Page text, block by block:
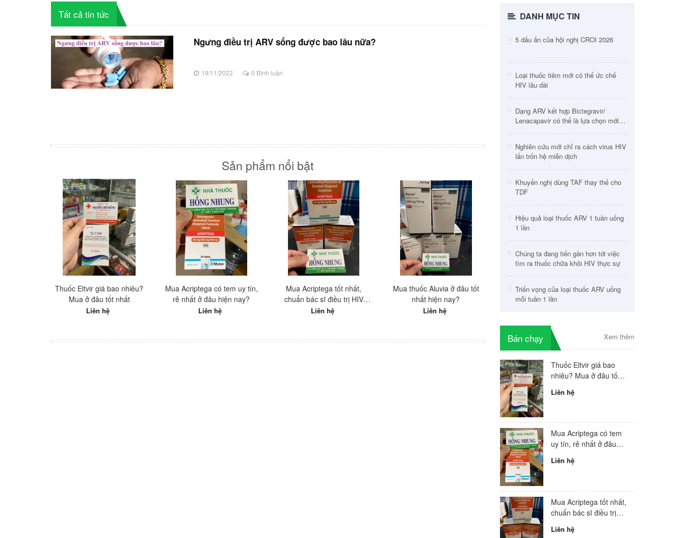
Tất cả tin tức
Ngưng điều trị ARV sống được bao lâu nữa?
19/11/2022 0 Bình luận
Sản phẩm nổi bật
Thuốc Eltvir giá bao nhiêu?
Mua ở đâu tốt nhất
Liên hệ
Mua Acriptega có tem uy tín,
rẻ nhất ở đâu hiện nay?
Liên hệ
Mua Acriptega tốt nhất,
chuẩn bác sĩ điều trị HIV
hàng đầu Việt Nam
Liên hệ
Mua thuốc Aluvia ở đâu tốt
nhất hiện nay?
Liên hệ
Trustiva giá bao nhiêu? Mua
ở đâu tốt nhất?
Mua Avonza tốt nhất?
DANH MỤC TIN
5 dấu ấn của hội nghị CROI 2026
Loại thuốc tiêm mới có thể ức chế
HIV lâu dài
Dạng ARV kết hợp Bictegravir/
Lenacapavir có thể là lựa chọn mới
Nghiên cứu mới chỉ ra cách virus HIV
lẩn trốn hệ miễn dịch
Khuyến nghị dùng TAF thay thế cho
TDF
Hiệu quả loại thuốc ARV 1 tuần uống
1 lần
Chúng ta đang tiến gần hơn tới việc
tìm ra thuốc chữa khỏi HIV thực sự
Triển vọng của loại thuốc ARV uống
mỗi tuần 1 lần
Bán chạy Xem thêm
Thuốc Eltvir giá bao
nhiêu? Mua ở đâu tốt
Liên hệ
Mua Acriptega có tem
uy tín, rẻ nhất ở đâu
Liên hệ
Mua Acriptega tốt nhất,
chuẩn bác sĩ điều trị
Nam
Liên hệ